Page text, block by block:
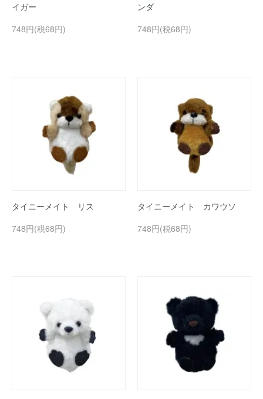
イガー
748円(税68円)
ンダ
748円(税68円)
タイニーメイト リス
748円(税68円)
タイニーメイト カワウソ
748円(税68円)